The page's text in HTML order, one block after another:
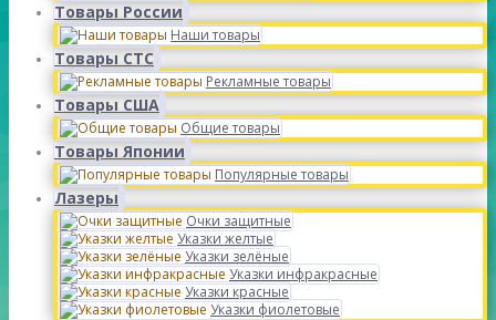
Товары России
Наши товары
Товары СТС
Рекламные товары
Товары США
Общие товары
Товары Японии
Популярные товары
Лазеры
Очки защитные
Указки желтые
Указки зелёные
Указки инфракрасные
Указки красные
Указки фиолетовые